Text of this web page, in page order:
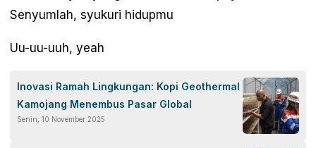
Senyumlah, syukuri hidupmu
Uu-uu-uuh, yeah
Inovasi Ramah Lingkungan: Kopi Geothermal
Kamojang Menembus Pasar Global
Senin, 10 November 2025